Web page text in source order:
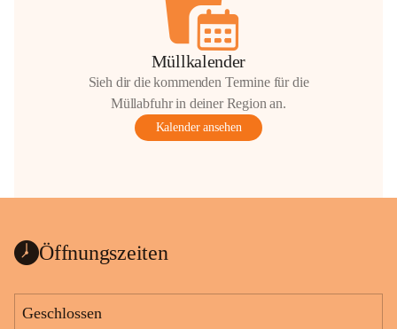
Müllkalender
Sieh dir die kommenden Termine für die
Müllabfuhr in deiner Region an.
Kalender ansehen
Öffnungszeiten
Geschlossen